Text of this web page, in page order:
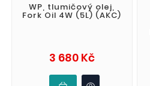
WP, tlumičový olej,
Fork Oil 4W (5L) (AKC)
3 680 KčCena